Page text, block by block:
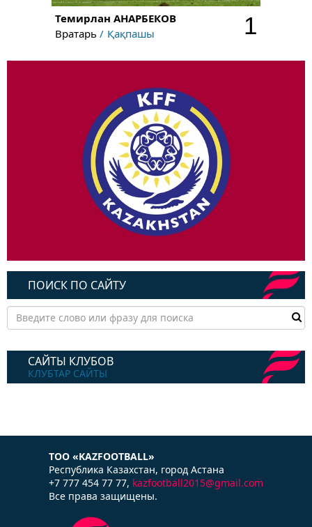
Темирлан АНАРБЕКОВ
Вратарь
Қақпашы 1
ПОИСК ПО САЙТУ
САЙТЫ КЛУБОВ
КЛУБТАР САЙТЫ
ТОО «KAZFOOTBALL»
Республика Казаxстан, город Астана
+7 777 454 77 77, kazfootball2015@gmail.com
Все права защищены.